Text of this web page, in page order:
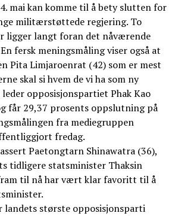
mai kan komme til å bety slutten for
militærstøttede regjering. To
ligger langt foran det nåværende
fersk meningsmåling viser også at
Pita Limjaroenrat (42) som er mest
skal si hvem de vi ha som ny
opposisjonspartiet Phak Kao
får 29,37 prosents oppslutning på
fra mediegruppen
fredag.
Paetongtarn Shinawatra (36),
tidligere statsminister Thaksin
til nå har vært klar favoritt til å
landets største opposisjonsparti